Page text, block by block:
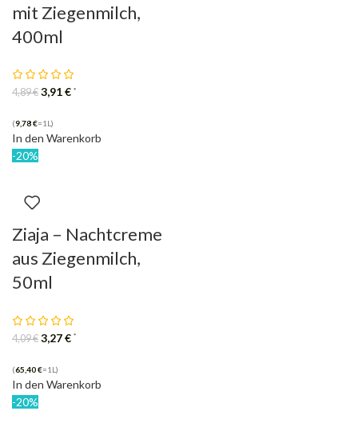
mit Ziegenmilch,
400ml
4,89€ 3,91€ *
(9,78€=1L)
In den Warenkorb
-20%
Ziaja – Nachtcreme
aus Ziegenmilch,
50ml
4,09€ 3,27€ *
(65,40€=1L)
In den Warenkorb
-20%